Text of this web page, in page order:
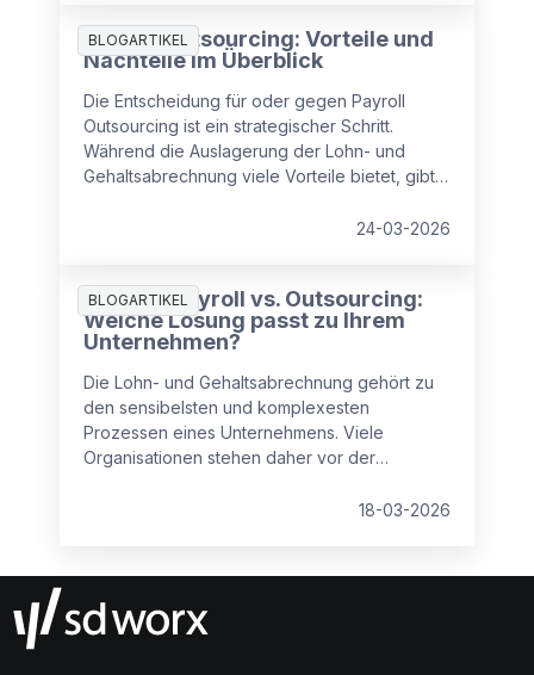
BLOGARTIKEL
Payroll Outsourcing: Vorteile und
Nachteile im Überblick
Die Entscheidung für oder gegen Payroll
Outsourcing ist ein strategischer Schritt.
Während die Auslagerung der Lohn- und
Gehaltsabrechnung viele Vorteile bietet, gibt
24-03-2026
BLOGARTIKEL
Inhouse Payroll vs. Outsourcing:
Welche Lösung passt zu Ihrem
Unternehmen?
Die Lohn- und Gehaltsabrechnung gehört zu
den sensibelsten und komplexesten
Prozessen eines Unternehmens. Viele
Organisationen stehen daher vor der
an einen externen Dienstleister auslagern?
18-03-2026